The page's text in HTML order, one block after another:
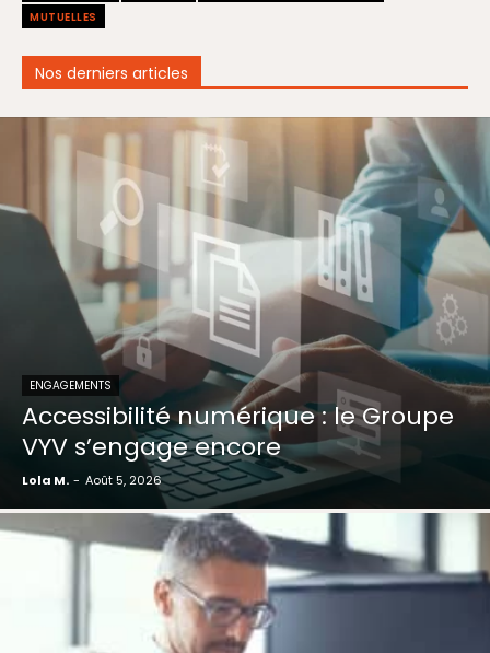
MUTUELLES
Nos derniers articles
ENGAGEMENTS
Accessibilité numérique : le Groupe
VYV s’engage encore
Lola M. - Août 5, 2026